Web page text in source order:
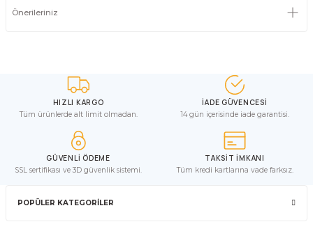
Önerileriniz
HIZLI KARGO
Tüm ürünlerde alt limit olmadan.
İADE GÜVENCESİ
14 gün içerisinde iade garantisi.
GÜVENLİ ÖDEME
SSL sertifikası ve 3D güvenlik sistemi.
TAKSİT İMKANI
Tüm kredi kartlarına vade farksız.
POPÜLER KATEGORİLER